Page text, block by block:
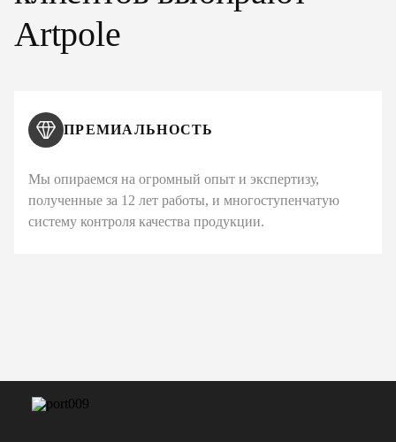
Artpole
ПРЕМИАЛЬНОСТЬ
Мы опираемся на огромный опыт и экспертизу,
полученные за 12 лет работы, и многоступенчатую
систему контроля качества продукции.